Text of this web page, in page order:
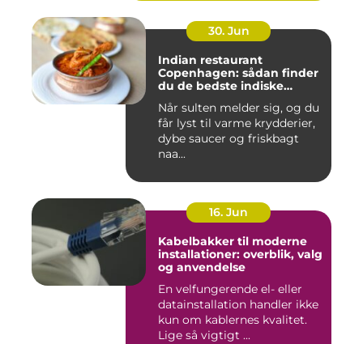
30. Jun
Indian restaurant
Copenhagen: sådan finder
du de bedste indiske
Når sulten melder sig, og du
får lyst til varme krydderier,
dybe saucer og friskbagt
naa...
16. Jun
Kabelbakker til moderne
installationer: overblik, valg
og anvendelse
En velfungerende el- eller
datainstallation handler ikke
kun om kablernes kvalitet.
Lige så vigtigt ...